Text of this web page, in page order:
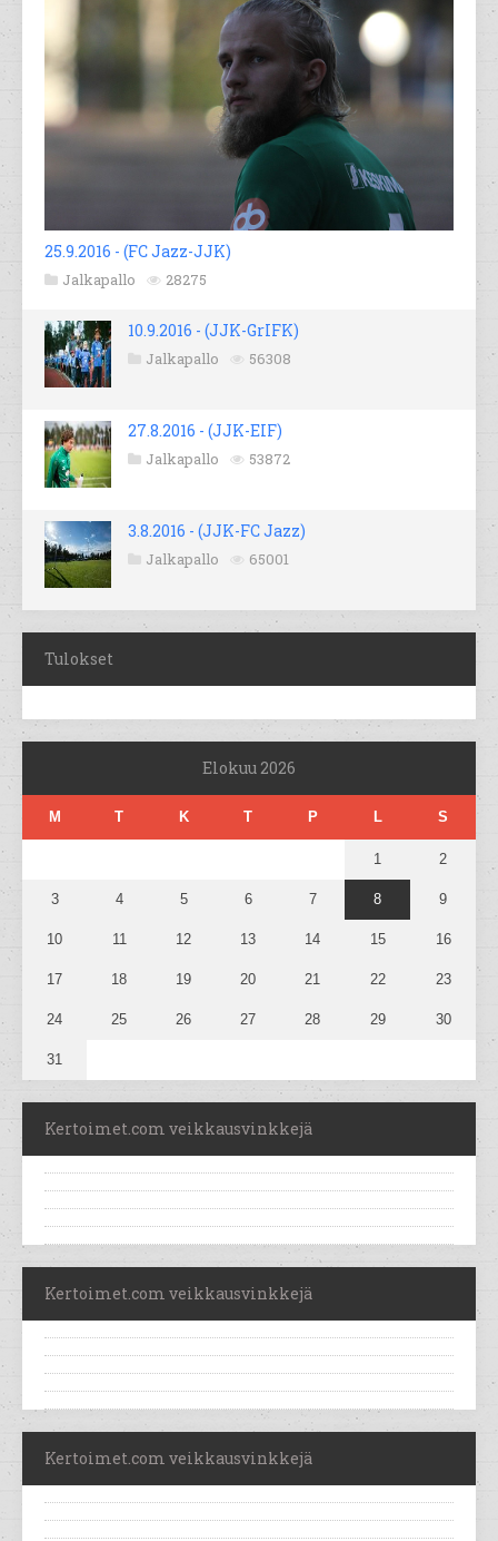
25.9.2016 - (FC Jazz-JJK)
Jalkapallo 28275
10.9.2016 - (JJK-GrIFK)
Jalkapallo 56308
27.8.2016 - (JJK-EIF)
Jalkapallo 53872
3.8.2016 - (JJK-FC Jazz)
Jalkapallo 65001
Tulokset
Elokuu 2026
M T K T P L S
1 2
3 4 5 6 7 8 9
10 11 12 13 14 15 16
17 18 19 20 21 22 23
24 25 26 27 28 29 30
31
Kertoimet.com veikkausvinkkejä
Kertoimet.com veikkausvinkkejä
Kertoimet.com veikkausvinkkejä